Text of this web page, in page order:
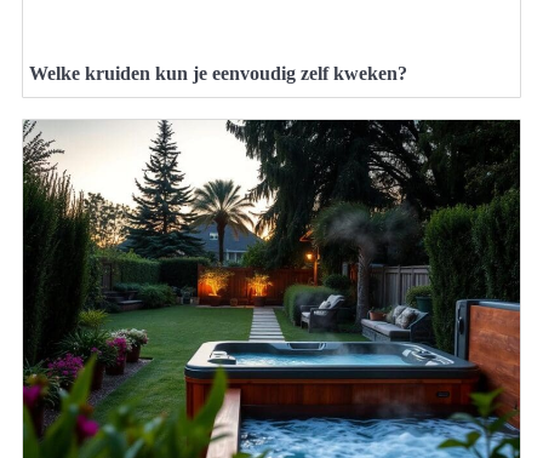
Welke kruiden kun je eenvoudig zelf kweken?